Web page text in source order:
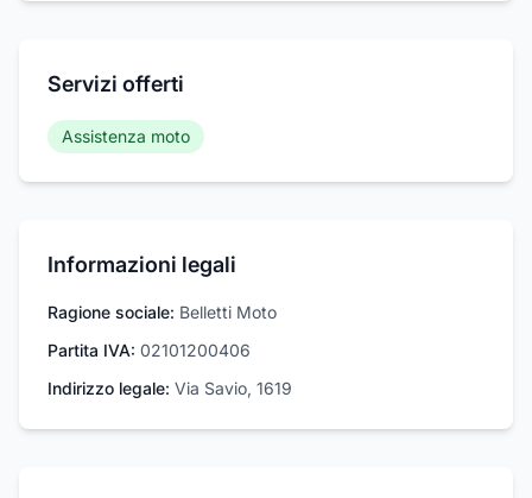
Servizi offerti
Assistenza moto
Informazioni legali
Ragione sociale: Belletti Moto
Partita IVA: 02101200406
Indirizzo legale: Via Savio, 1619